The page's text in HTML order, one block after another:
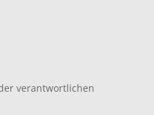
verantwortlichen